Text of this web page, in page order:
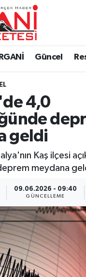
Güncel
4,0
geldi
Kaş ilçesi
meydana
09.06.2026 - 09:40
GÜNCELLEME
Eczaneler
Durumu
Yoğunluk Haritası
Durumu ve Fikstür